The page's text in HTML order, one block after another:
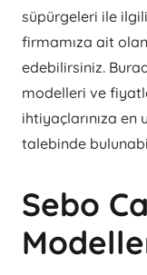
süpürgeleri ile
firmamıza ait
edebilirsiniz.
modelleri ve
ihtiyaçlarınıza
talebinde
Sebo